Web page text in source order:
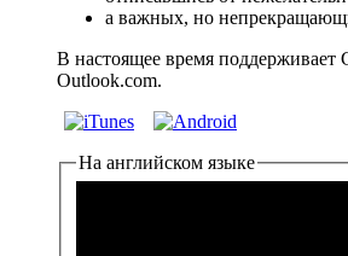
а важных, но
В настоящее время
Outlook.com.
На английском языке